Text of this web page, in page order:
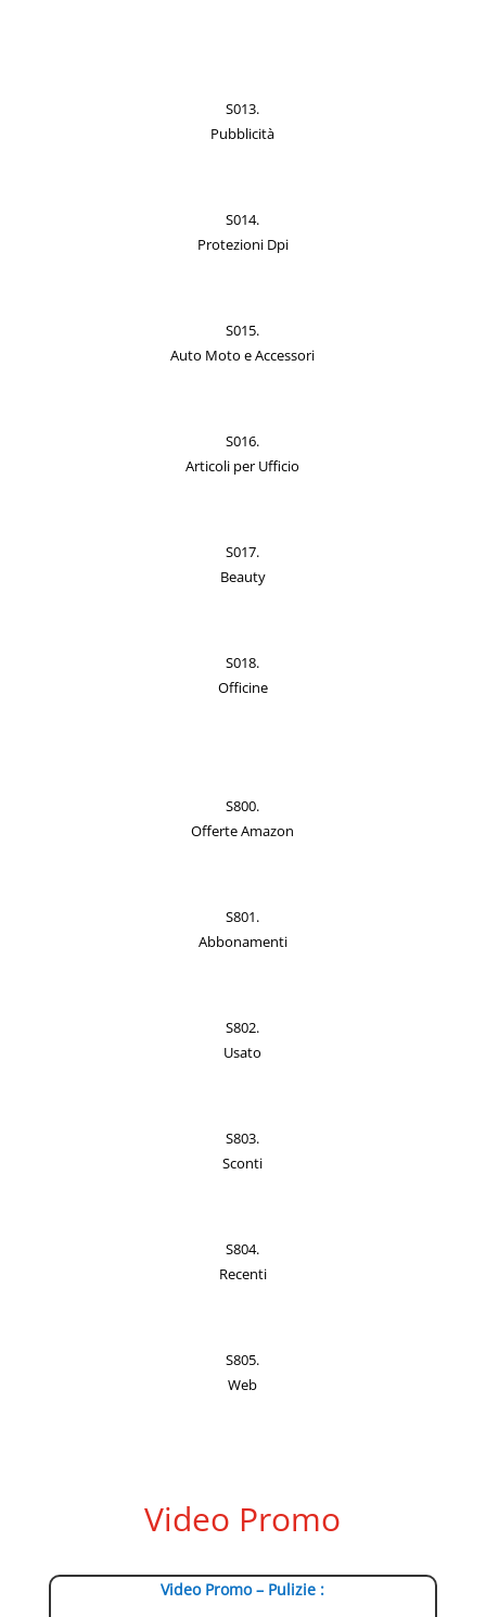
S013.
Pubblicità
S014.
Protezioni Dpi
S015.
Auto Moto e Accessori
S016.
Articoli per Ufficio
S017.
Beauty
S018.
Officine
S800.
Offerte Amazon
S801.
Abbonamenti
S802.
Usato
S803.
Sconti
S804.
Recenti
S805.
Web
Video Promo
Video Promo – Pulizie :